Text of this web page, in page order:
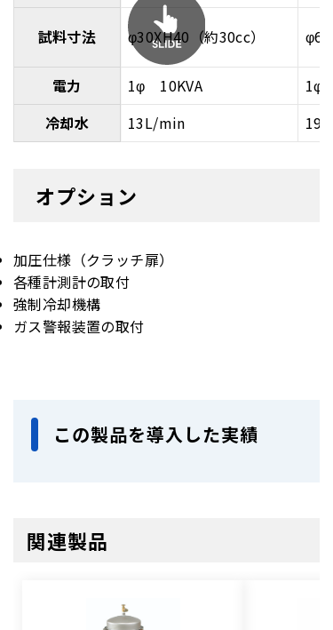
試料寸法 φ30XH40（約30cc）
電力 1φ 10KVA
1φ
冷却水
13L/min
オプション
加圧仕様（クラッチ扉）
各種計測計の取付
強制冷却機構
ガス警報装置の取付
この製品を導入した実績
関連製品